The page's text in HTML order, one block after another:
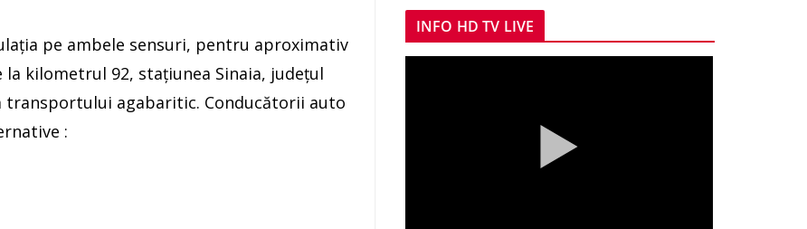
pe ambele sensuri, pentru aproximativ
la kilometrul 92, stațiunea Sinaia, județul
agabaritic. Conducătorii auto
:
INFO HD TV LIVE